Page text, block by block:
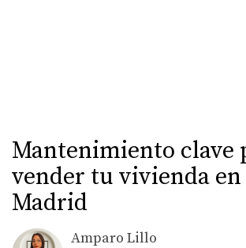
Mantenimiento clave
vender tu vivienda en
Madrid
Amparo Lillo